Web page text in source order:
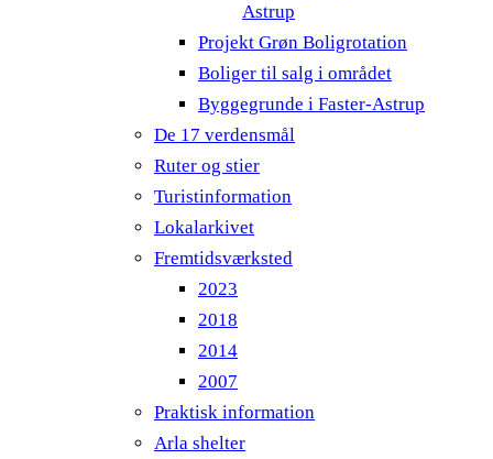
Astrup
Projekt Grøn Boligrotation
Boliger til salg i området
Byggegrunde i Faster-Astrup
De 17 verdensmål
Ruter og stier
Turistinformation
Lokalarkivet
Fremtidsværksted
2023
2018
2014
2007
Praktisk information
Arla shelter